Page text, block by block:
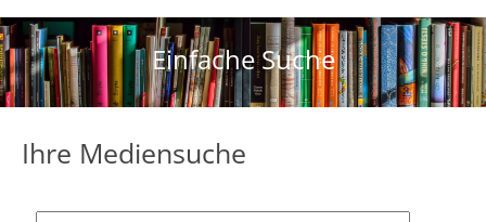
Einfache Suche
Ihre Mediensuche